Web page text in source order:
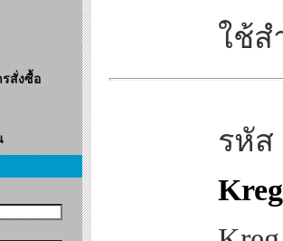
รสั่งซื้อ
ใช้ส
รหัส